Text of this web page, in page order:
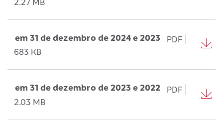
em 31 de dezembro de 2024 e 2023
PDF
683 KB
em 31 de dezembro de 2023 e 2022
PDF
2.03 MB